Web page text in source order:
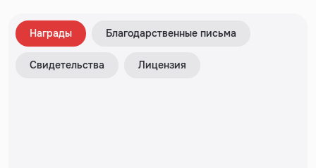
Награды Благодарственные письма
Свидетельства Лицензия